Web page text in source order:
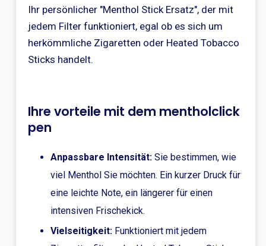
Ihr persönlicher "Menthol Stick Ersatz", der mit
jedem Filter funktioniert, egal ob es sich um
herkömmliche Zigaretten oder Heated Tobacco
Sticks handelt.
Ihre vorteile mit dem mentholclick
pen
Anpassbare Intensität:Sie bestimmen, wie
viel Menthol Sie möchten. Ein kurzer Druck für
eine leichte Note, ein längerer für einen
intensiven Frischekick.
Vielseitigkeit:Funktioniert mit jedem